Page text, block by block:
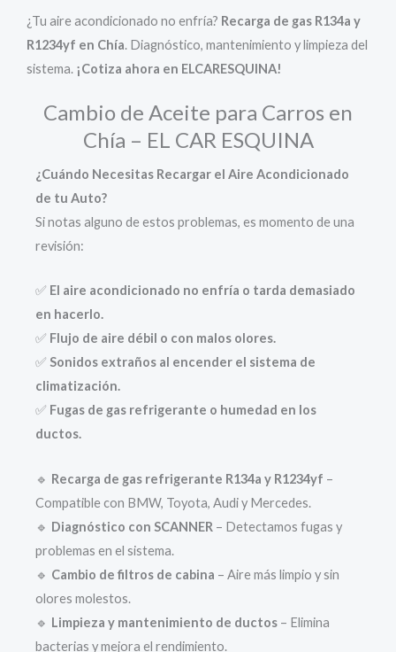
¿Tu aire acondicionado no enfría? Recarga de gas R134a y
R1234yf en Chía. Diagnóstico, mantenimiento y limpieza del
sistema. ¡Cotiza ahora en ELCARESQUINA!
Cambio de Aceite para Carros en
Chía – EL CAR ESQUINA
¿Cuándo Necesitas Recargar el Aire Acondicionado
de tu Auto?
Si notas alguno de estos problemas, es momento de una
revisión:
✅ El aire acondicionado no enfría o tarda demasiado
en hacerlo.
✅ Flujo de aire débil o con malos olores.
✅ Sonidos extraños al encender el sistema de
climatización.
✅ Fugas de gas refrigerante o humedad en los
ductos.
🔹 Recarga de gas refrigerante R134a y R1234yf –
Compatible con BMW, Toyota, Audi y Mercedes.
🔹 Diagnóstico con SCANNER – Detectamos fugas y
problemas en el sistema.
🔹 Cambio de filtros de cabina – Aire más limpio y sin
olores molestos.
🔹 Limpieza y mantenimiento de ductos – Elimina
bacterias y mejora el rendimiento.